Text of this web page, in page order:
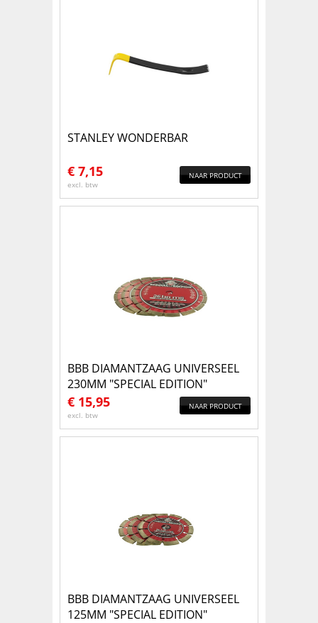
STANLEY WONDERBAR
€ 7,15
excl. btw
NAAR PRODUCT
BBB DIAMANTZAAG UNIVERSEEL
230MM "SPECIAL EDITION"
€ 15,95
excl. btw
NAAR PRODUCT
BBB DIAMANTZAAG UNIVERSEEL
125MM "SPECIAL EDITION"